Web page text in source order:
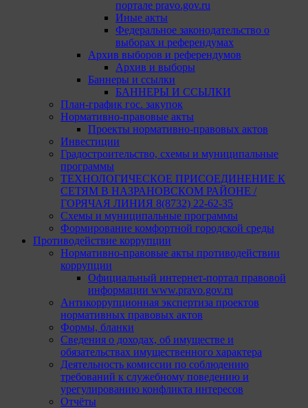
портале pravo.gov.ru
Иные акты
Федеральное законодательство о
выборах и референдумах
Архив выборов и референдумов
Архив и выборы
Баннеры и ссылки
БАННЕРЫ И ССЫЛКИ
План-график гос. закупок
Нормативно-правовые акты
Проекты нормативно-правовых актов
Инвестиции
Градостроительство, схемы и муниципальные
программы
ТЕХНОЛОГИЧЕСКОЕ ПРИСОЕДИНЕНИЕ К
СЕТЯМ В НАЗРАНОВСКОМ РАЙОНЕ /
ГОРЯЧАЯ ЛИНИЯ 8(8732) 22-62-35
Схемы и муниципальные программы
Формирование комфортной городской среды
Противодействие коррупции
Нормативно-правовые акты противодействии
коррупции
Официальный интернет-портал правовой
информации www.pravo.gov.ru
Антикоррупционная экспертиза проектов
нормативных правовых актов
Формы, бланки
Сведения о доходах, об имуществе и
обязательствах имущественного характера
Деятельность комиссии по соблюдению
требований к служебному поведению и
урегулированию конфликта интересов
Отчёты